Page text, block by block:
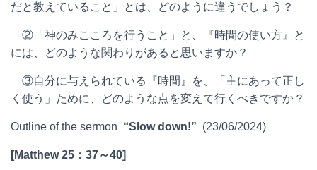
だと教えていること」とは、どのように違うでしょう？
②「神のみこころを行うこと」と、『時間の使い方』と
には、どのような関わりがあると思いますか？
③自分に与えられている『時間』を、「主にあって正し
く使う」ために、どのような点を変えて行くべきですか？
Outline of the sermon “Slow down!” (23/06/2024)
[Matthew 25 ： 37～40]